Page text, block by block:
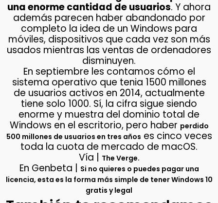
una enorme cantidad de usuarios. Y ahora
además parecen haber abandonado por
completo la idea de un Windows para
móviles, dispositivos que cada vez son más
usados mientras las ventas de ordenadores
disminuyen.
En septiembre les contamos cómo el
sistema operativo que tenia 1500 millones
de usuarios activos en 2014, actualmente
tiene solo 1000. Sí, la cifra sigue siendo
enorme y muestra del dominio total de
Windows en el escritorio, pero haber perdido
500 millones de usuarios en tres años es cinco veces
toda la cuota de mercado de macOS.
Vía | The Verge.
En Genbeta | Si no quieres o puedes pagar una
licencia, esta es la forma más simple de tener Windows 10
gratis y legal